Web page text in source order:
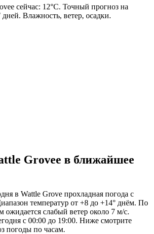
сейчас: 12°C. Точный прогноз на
дней. Влажность, ветер, осадки.
Groveе в ближайшее
в Wattle Grove прохладная погода с
температур от +8 до +14° днём. По
ожидается слабый ветер около 7 м/с.
с 00:00 до 19:00. Ниже смотрите
погоды по часам.